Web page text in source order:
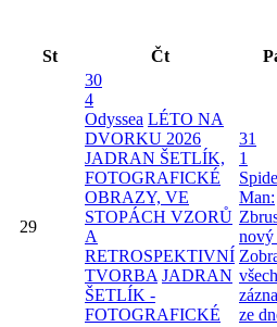
St Čt
29
30
4
Odyssea LÉTO NA
DVORKU 2026
JADRAN ŠETLÍK,
FOTOGRAFICKÉ
OBRAZY, VE
STOPÁCH VZORŮ
A
RETROSPEKTIVNÍ
TVORBA JADRAN
ŠETLÍK -
FOTOGRAFICKÉ
31
1
Man:
nový
ze